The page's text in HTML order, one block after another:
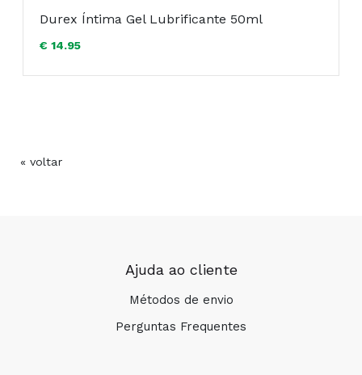
Durex Íntima Gel Lubrificante 50ml
€ 14.95
« voltar
Ajuda ao cliente
Métodos de envio
Perguntas Frequentes